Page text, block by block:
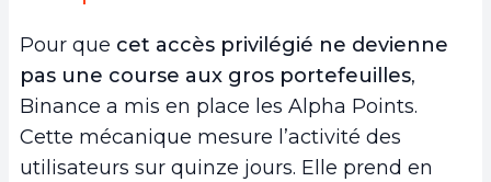
Pour que cet accès privilégié ne devienne
pas une course aux gros portefeuilles,
Binance a mis en place les Alpha Points.
Cette mécanique mesure l’activité des
utilisateurs sur quinze jours. Elle prend en